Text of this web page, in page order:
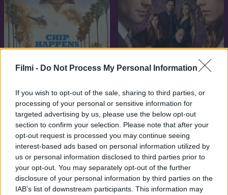
Filmi - Do Not Process My Personal Information
If you wish to opt-out of the sale, sharing to third parties, or
processing of your personal or sensitive information for
targeted advertising by us, please use the below opt-out
section to confirm your selection. Please note that after your
opt-out request is processed you may continue seeing
interest-based ads based on personal information utilized by
us or personal information disclosed to third parties prior to
your opt-out. You may separately opt-out of the further
disclosure of your personal information by third parties on the
IAB’s list of downstream participants. This information may
2017 7.1 2012